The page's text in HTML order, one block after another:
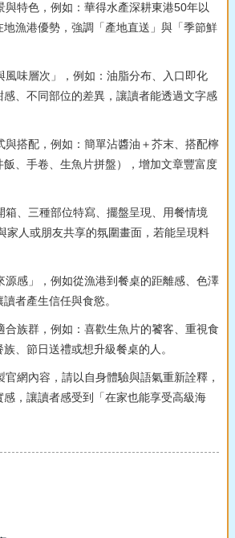
與特色，例如：華得水產深耕東港50年以
地漁港優勢，強調「產地直送」與「季節鮮
風味層次」，例如：油脂分布、入口即化
、不同部位的差異，讓讀者能透過文字感
與搭配，例如：簡單沾醬油＋芥末、搭配檸
、手卷、生魚片拼盤），增加文章豐富度
箱、三種部位特寫、擺盤呈現、用餐情境
家人或朋友共享的氛圍畫面，若能呈現料
源感」，例如從漁港到餐桌的距離感、色澤
者產生信任與食慾。
合族群，例如：喜歡生魚片的饕客、重視食
、節日送禮或想升級餐桌的人。
網內容，請以自身體驗與語氣重新詮釋，
，讓讀者感受到「在家也能享受高級海